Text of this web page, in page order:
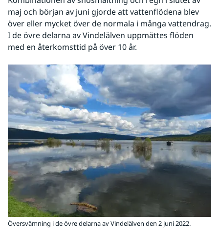
maj och början av juni gjorde att vattenflödena blev
över eller mycket över de normala i många vattendrag.
I de övre delarna av Vindelälven uppmättes flöden
med en återkomsttid på över 10 år.
Översvämning i de övre delarna av Vindelälven den 2 juni 2022.